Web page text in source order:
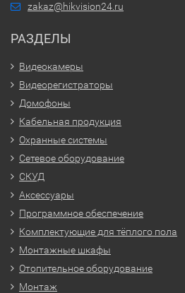
zakaz@hikvision24.ru
РАЗДЕЛЫ
Видеокамеры
Видеорегистраторы
Домофоны
Кабельная продукция
Охранные системы
Сетевое оборудование
СКУД
Аксессуары
Программное обеспечение
Комплектующие для тёплого пола
Монтажные шкафы
Отопительное оборудование
Монтаж